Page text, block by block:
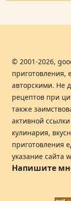
© 2001-2026,
приготовления,
авторскими. Не
рецептов при
также
активной
кулинария,
приготовления
указание сайта
Напишите